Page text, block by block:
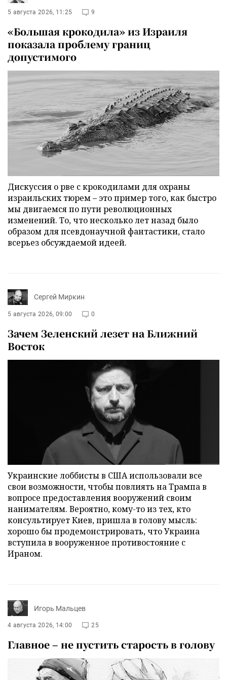
5 августа 2026, 11:25 9
«Большая крокодила» из Израиля
показала проблему границ
допустимого
Дискуссия о рве с крокодилами для охраны
израильских тюрем – это пример того, как быстро
мы двигаемся по пути революционных
изменений. То, что несколько лет назад было
образом для псевдонаучной фантастики, стало
всерьез обсуждаемой идеей.
Сергей Миркин
5 августа 2026, 09:00 0
Зачем Зеленский лезет на Ближний
Восток
Украинские лоббисты в США использовали все
свои возможности, чтобы повлиять на Трампа в
вопросе предоставления вооружений своим
нанимателям. Вероятно, кому-то из тех, кто
консультирует Киев, пришла в голову мысль:
хорошо бы продемонстрировать, что Украина
вступила в вооруженное противостояние с
Ираном.
Игорь Мальцев
4 августа 2026, 14:00 25
Главное – не пустить старость в голову